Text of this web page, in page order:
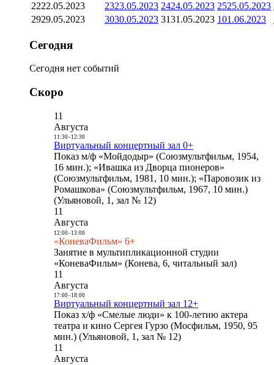
2222.05.2023 2323.05.2023 2424.05.2023 2525.05.2023
2929.05.2023 3030.05.2023 3131.05.2023 101.06.2023
Сегодня
Сегодня нет событий
Скоро
11
Августа
11:30- 12:30
Виртуальный концертный зал 0+
Показ м/ф «Мойдодыр» (Союзмультфильм, 1954,
16 мин.); «Ивашка из Дворца пионеров»
(Союзмультфильм, 1981, 10 мин.); «Паровозик из
Ромашкова» (Союзмультфильм, 1967, 10 мин.)
(Ульяновой, 1, зал № 12)
11
Августа
12:00- 13:00
«КоневаФильм» 6+
Занятие в мультипликационной студии
«КоневаФильм» (Конева, 6, читальный зал)
11
Августа
17:00- 18:00
Виртуальный концертный зал 12+
Показ х/ф «Смелые люди» к 100-летию актера
театра и кино Сергея Гурзо (Мосфильм, 1950, 95
мин.) (Ульяновой, 1, зал № 12)
11
Августа